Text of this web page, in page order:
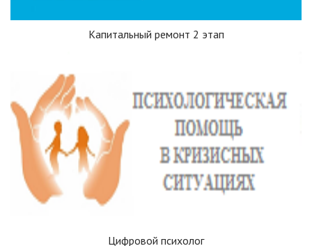
Капитальный ремонт 2 этап
Цифровой психолог